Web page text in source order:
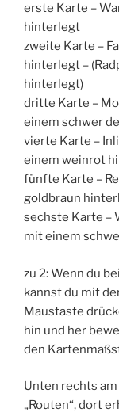
erste Karte –
hinterlegt
zweite Karte –
hinterlegt –
hinterlegt)
dritte Karte –
einem schwer
vierte Karte –
einem weinrot
fünfte Karte –
goldbraun
sechste Karte –
mit einem
zu 2: Wenn du
kannst du mit
Maustaste
hin und her
den
Unten rechts
„Routen“, dort